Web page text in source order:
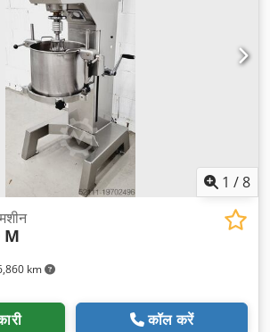
1 /8
km
M
कॉल करें